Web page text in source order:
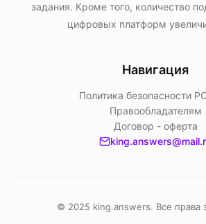
задания. Кроме того, количество
цифровых платформ
Навигация
Политика безопасности
Правообладателям
Договор - оферта
© 2025 king.answers. Все права